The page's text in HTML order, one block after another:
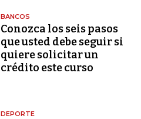
BANCOS
Conozca los seis pasos
que usted debe seguir si
quiere solicitar un
crédito este curso
DEPORTE